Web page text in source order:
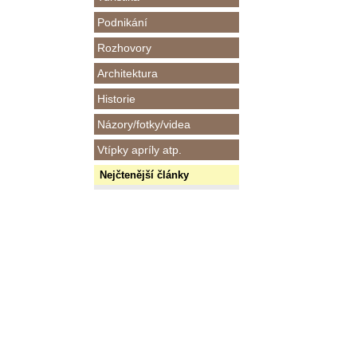
Podnikání
Rozhovory
Architektura
Historie
Názory/fotky/videa
Vtípky apríly atp.
Nejčtenější články